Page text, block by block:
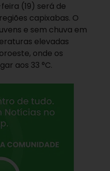
(19) será de
capixabas. O
e sem chuva em
elevadas
onde os
aos 33 °C.